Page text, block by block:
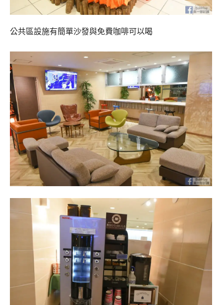
公共區設施有簡單沙發與免費咖啡可以喝